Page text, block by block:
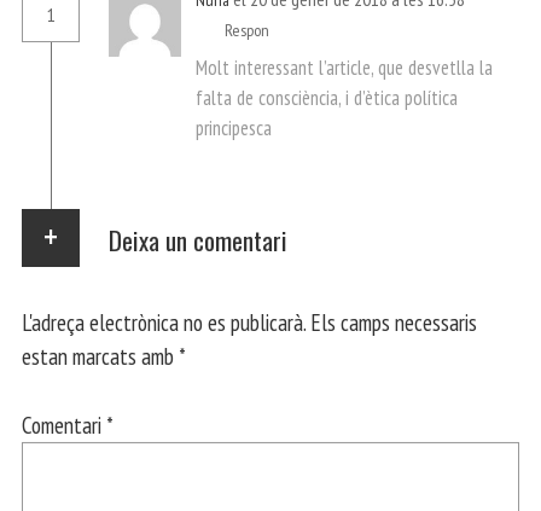
1
Respon
Molt interessant l’article, que desvetlla la
falta de consciència, i d’ètica política
principesca
Deixa un comentari
L'adreça electrònica no es publicarà. Els camps necessaris
estan marcats amb *
Comentari *